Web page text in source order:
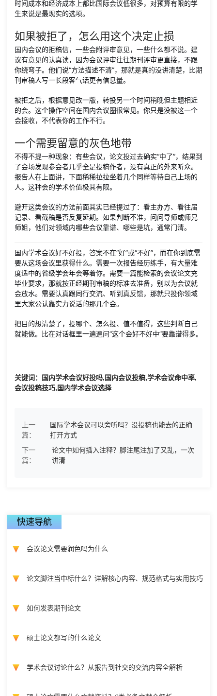
时间成本和经济成本上都比国际会议低很多，对预算有限的学
生来说是最现实的选项。
如果被拒了，怎么用这个决定止损
国内会议的拒稿信，一些会附评审意见，一些什么都不说。建
议有意见的认真读，因为会议评审往往期刊评审更直接，不跟
你绕弯子。他们说“方法描述不清”，那就是真的没讲清楚，比期
刊审稿人写一长段客气话更有信息量。
被拒之后，根据意见改一版，转投另一个时间稍晚但主题相近
的会。这个操作空间在国内会议圈很常见。你只是没被这一个
会接收，不代表你的工作不行。
一个需要留意的灰色地带
不得不提一种现象：有些会议，论文投过去确实“中了”，结果到
了会场发现参会者几乎全是投稿作者，没有真正的外来听众。
报告人在上面讲，下面稀稀拉拉坐着几个同样等待自己上场的
人。这种会的学术价值极其有限。
避开这类会议的方法前面其实已经提过了：看主办方、看往届
记录、看截稿是否反复延期。如果判断不准，问问导师或师兄
师姐，他们对领域内哪些会议靠谱、哪些是坑，通常门清。
国内学术会议好不好投，答案不在“好”或“不好”，而在你到底需
要从这场会议里获得什么。需要一次报告经历练手，有大量难
度适中的省级学会年会等着你。需要一篇能检索的会议论文充
毕业要求，那就按正经期刊审稿的标准去准备，别以为会议就
会放水。需要认真跟同行交流、听到真反馈，那就只投你领域
里大家公认靠实力说话的那几个会。
把目的想清楚了，投哪个、怎么投、值不值得，这些判断自己
就能做。比在对话框里一遍遍问“这个会好不好中”要靠谱得多。
关键词：国内学术会议好投吗,国内会议投稿,学术会议命中率,
会议投稿技巧,国内学术会议选择
上一
篇：
国际学术会议可以旁听吗？没投稿也能去的正确
打开方式
下一
篇：
论文中如何插入注释？脚注尾注加了又乱，一次
讲清
快速导航
会议论文需要润色吗为什么
论文脚注当中标什么？详解核心内容、规范格式与实用技巧
如何发表期刊论文
硕士论文都写的什么论文
学术会议讨论什么？从报告到社交的交流内容全解析